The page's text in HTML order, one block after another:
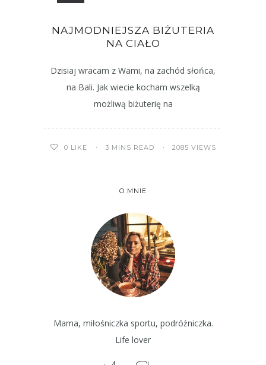
NAJMODNIEJSZA BIŻUTERIA
NA CIAŁO
Dzisiaj wracam z Wami, na zachód słońca,
na Bali. Jak wiecie kocham wszelką
możliwą biżuterię na
0 LIKE 3 MINS READ 2085 VIEWS
O MNIE
Mama, miłośniczka sportu, podróżniczka.
Life lover